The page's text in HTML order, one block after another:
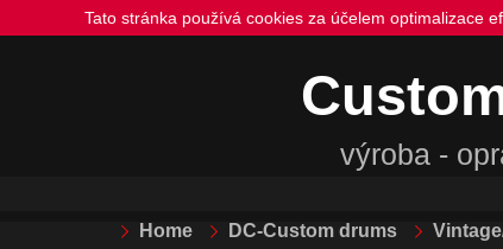
Tato stránka používá cookies za účelem optimalizace
výroba -
Home DC-Custom drums